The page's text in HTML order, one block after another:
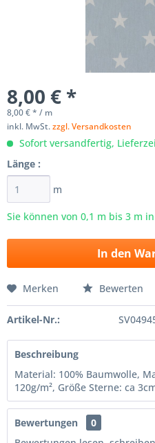
8,00 € *
8,00 € * / m
inkl. MwSt.zzgl. Versandkosten
Sofort versandfertig,
Länge :
m
Sie können von 0,1 m bis 3 m
In den
Merken Bewerten
Artikel-Nr.:
Beschreibung
Material: 100% Baumwolle,
120g/m², Größe Sterne: ca
Bewertungen
0